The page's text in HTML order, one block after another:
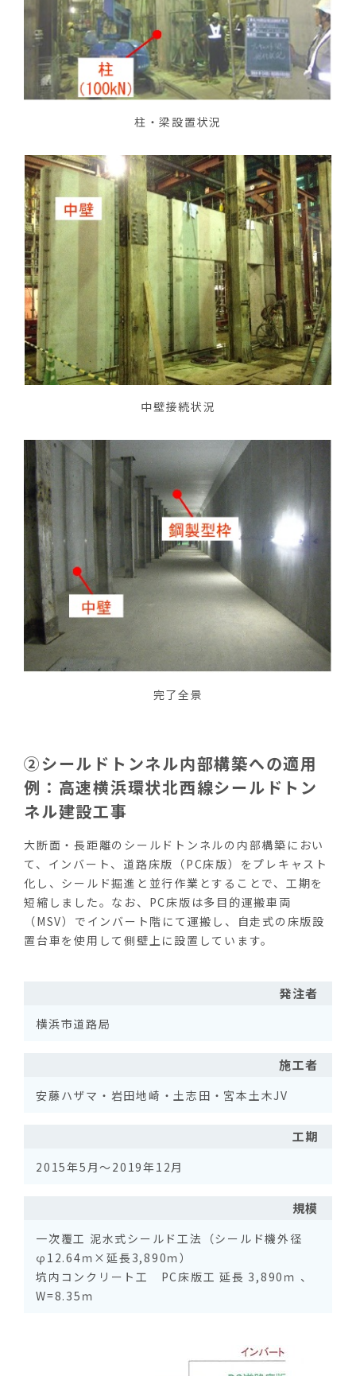
柱・梁設置状況
中壁接続状況
完了全景
②シールドトンネル内部構築への適用
例：高速横浜環状北西線シールドトン
ネル建設工事
大断面・長距離のシールドトンネルの内部構築におい
て、インバート、道路床版（PC床版）をプレキャスト
化し、シールド掘進と並行作業とすることで、工期を
短縮しました。なお、PC床版は多目的運搬車両
（MSV）でインバート階にて運搬し、自走式の床版設
置台車を使用して側壁上に設置しています。
発注者
横浜市道路局
施工者
安藤ハザマ・岩田地崎・土志田・宮本土木JV
工期
2015年5月～2019年12月
規模
一次覆工 泥水式シールド工法（シールド機外径
φ12.64ｍ×延長3,890ｍ）
坑内コンクリート工 PC床版工 延長 3,890ｍ 、
W=8.35ｍ